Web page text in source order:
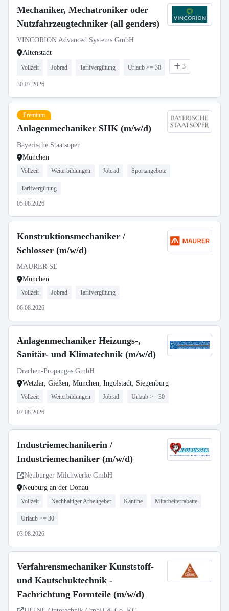
Mechaniker, Mechatroniker oder
Nutzfahrzeugtechniker (all genders)
VINCORION Advanced Systems GmbH
Altenstadt
Vollzeit Jobrad Tarifvergütung Urlaub >= 30 3
30.07.2026
Premium
Anlagenmechaniker SHK (m/w/d)
Bayerische Staatsoper
München
Vollzeit Weiterbildungen Jobrad Sportangebote
Tarifvergütung
05.08.2026
Konstruktionsmechaniker /
Schlosser (m/w/d)
MAURER SE
München
Vollzeit Jobrad Tarifvergütung
06.08.2026
Anlagenmechaniker Heizungs-,
Sanitär- und Klimatechnik (m/w/d)
Drachen-Propangas GmbH
Wetzlar, Gießen, München, Ingolstadt, Siegenburg
Vollzeit Weiterbildungen Jobrad Urlaub >= 30
07.08.2026
Industriemechanikerin /
Industriemechaniker (m/w/d)
Neuburger Milchwerke GmbH
Neuburg an der Donau
Vollzeit Nachhaltiger Arbeitgeber Kantine Mitarbeiterrabatte
Urlaub >= 30
03.08.2026
Verfahrensmechaniker Kunststoff-
und Kautschuktechnik -
Fachrichtung Formteile (m/w/d)